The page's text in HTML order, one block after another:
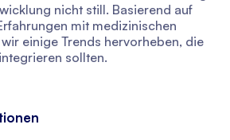
nicht still. Basierend auf
mit medizinischen
einige Trends hervorheben, die
sollten.